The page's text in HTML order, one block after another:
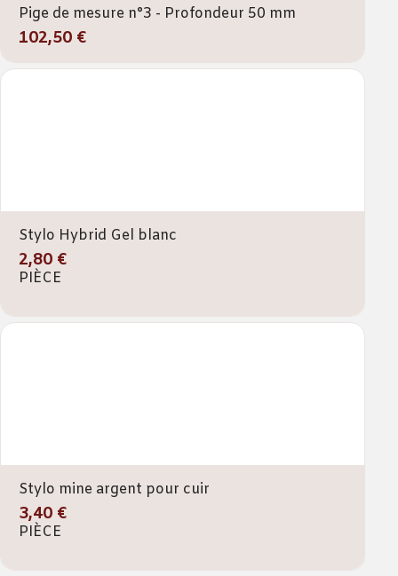
Pige de mesure n°3 - Profondeur 50 mm
102,50 €
Stylo Hybrid Gel blanc
2,80 €
PIÈCE
Stylo mine argent pour cuir
3,40 €
PIÈCE